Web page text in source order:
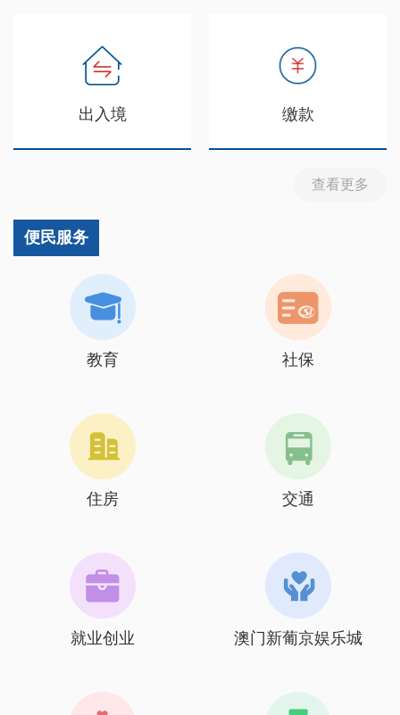
出入境 缴款
查看更多
便民服务
教育 社保
住房 交通
就业创业 澳门新葡京娱乐城